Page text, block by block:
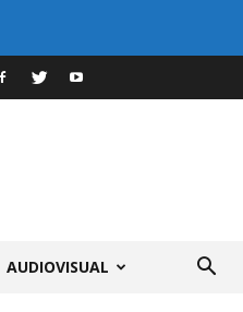
AUDIOVISUAL